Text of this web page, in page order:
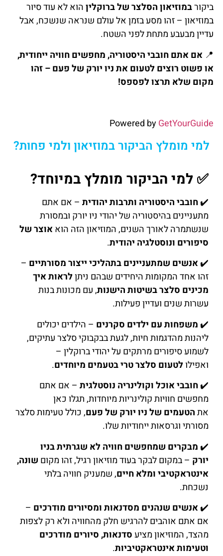
ביקורבמוזיאון הסלצר של ברוקליןהוא לא עוד סיור
במוזיאון – זהו מסע בזמן אל עולם שנראה שנשכח, אבל
עדיין מבעבע מתחת לפני השטח.
📍 אם אתם חובבי היסטוריה, מחפשים חוויה ייחודית,
או פשוט רוצים לטעום את ניו יורק של פעם – זהו
מקום שלא תרצו לפספס!
Powered byGetYourGuide
למי מומלץ הביקור במוזיאון ולמי פחות?
✅ למי הביקור מומלץ במיוחד?
✔️חובבי היסטוריה ותרבות יהודית– אם אתם
מתעניינים בהיסטוריה של יהודי ניו יורק ובמסורת
שנשתמרה לאורך השנים, המוזיאון הזה הואאוצר של
סיפורים ונוסטלגיה יהודית.
✔️אנשים שמתעניינים בתהליכי ייצור מסורתיים –
זהו אחד המקומות היחידים שבהם ניתןלראות איך
מכינים סלצר בשיטות הישנות, עם מכונות בנות
עשרות שנים ועדיין פעילות.
✔️ משפחות עם ילדים סקרנים – הילדים יכולים
ליהנות מהדגמות חיות, לגעת בבקבוקי סלצר עתיקים,
לשמוע סיפורים מרתקים על יהודי ברוקלין –
ואפילולטעום סלצר טרי בטעמים מיוחדים.
✔️חובבי אוכל וקולינריה נוסטלגית– אם אתם
מחפשים חוויות קולינריות מיוחדות, תגלו כאן
אתהטעמים של ניו יורק של פעם, כולל טעימות סלצר
מסורתי וגרסאות ייחודיות שלו.
✔️ מבקרים שמחפשים חוויה לא שגרתית בניו
יורק – במקום לבקר בעוד מוזיאון רגיל, זהו מקום שונה,
אינטראקטיבי ומלא חיים, שמעניק חוויה בלתי
נשכחת.
✔️אנשים שנהנים מסדנאות ומסיורים מודרכים –
אם אתם אוהבים להרגיש חלק מהחוויה ולא רק לצפות
מהצד, המוזיאון מציעסדנאות, סיורים מודרכים
וטעימות אינטראקטיביות.